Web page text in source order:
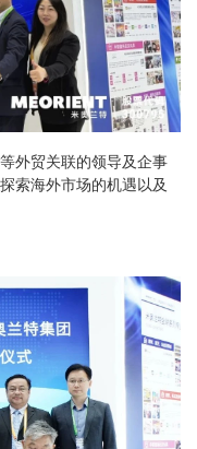
外贸关联的领导及企事
索海外市场的机遇以及